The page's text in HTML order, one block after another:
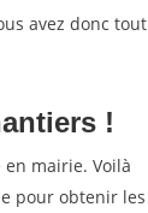
avez donc tout
!
mairie. Voilà
pour obtenir les